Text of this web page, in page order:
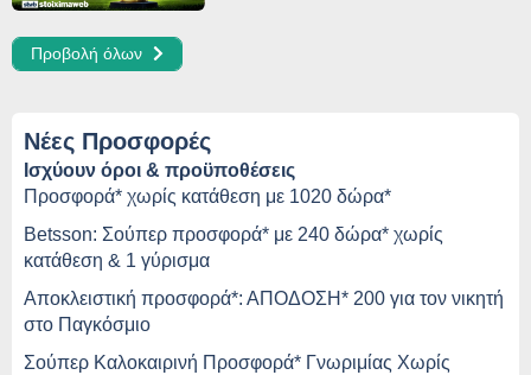
Προβολή όλων
Νέες Προσφορές
Ισχύουν όροι & προϋποθέσεις
Προσφορά* χωρίς κατάθεση με 1020 δώρα*
Betsson: Σούπερ προσφορά* με 240 δώρα* χωρίς
κατάθεση & 1 γύρισμα
Αποκλειστική προσφορά*: ΑΠΟΔΟΣΗ* 200 για τον νικητή
στο Παγκόσμιο
Σούπερ Καλοκαιρινή Προσφορά* Γνωριμίας Χωρίς